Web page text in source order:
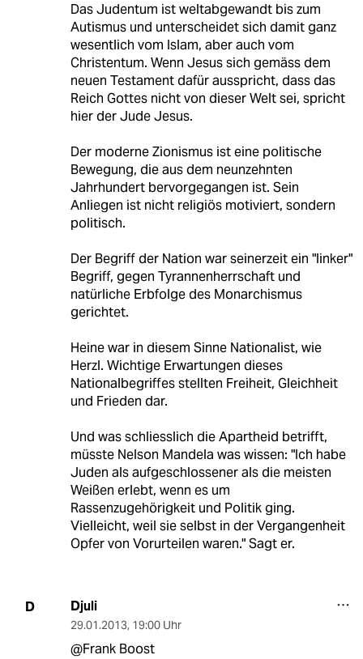
Das Judentum ist weltabgewandt bis zum
Autismus und unterscheidet sich damit ganz
wesentlich vom Islam, aber auch vom
Christentum. Wenn Jesus sich gemäss dem
neuen Testament dafür ausspricht, dass das
Reich Gottes nicht von dieser Welt sei, spricht
hier der Jude Jesus.
Der moderne Zionismus ist eine politische
Bewegung, die aus dem neunzehnten
Jahrhundert bervorgegangen ist. Sein
Anliegen ist nicht religiös motiviert, sondern
politisch.
Der Begriff der Nation war seinerzeit ein "linker"
Begriff, gegen Tyrannenherrschaft und
natürliche Erbfolge des Monarchismus
gerichtet.
Heine war in diesem Sinne Nationalist, wie
Herzl. Wichtige Erwartungen dieses
Nationalbegriffes stellten Freiheit, Gleichheit
und Frieden dar.
Und was schliesslich die Apartheid betrifft,
müsste Nelson Mandela was wissen: "Ich habe
Juden als aufgeschlossener als die meisten
Weißen erlebt, wenn es um
Rassenzugehörigkeit und Politik ging.
Vielleicht, weil sie selbst in der Vergangenheit
Opfer von Vorurteilen waren." Sagt er.
D Djuli
29.01.2013, 19:00 Uhr
@Frank Boost